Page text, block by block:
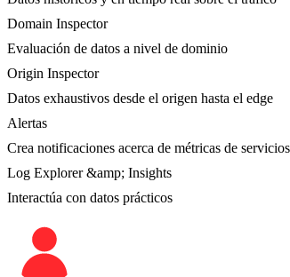
Domain Inspector
Evaluación de datos a nivel de dominio
Origin Inspector
Datos exhaustivos desde el origen hasta el edge
Alertas
Crea notificaciones acerca de métricas de servicios
Log Explorer &amp; Insights
Interactúa con datos prácticos